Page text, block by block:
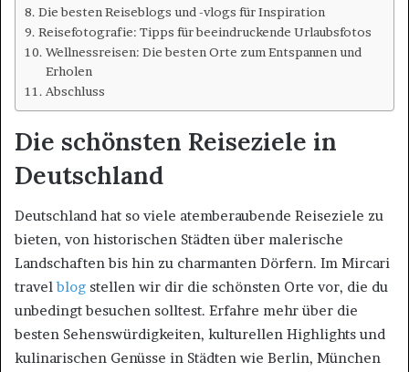
Die besten Reiseblogs und -vlogs für Inspiration
Reisefotografie: Tipps für beeindruckende Urlaubsfotos
Wellnessreisen: Die besten Orte zum Entspannen und
Erholen
Abschluss
Die schönsten Reiseziele in
Deutschland
Deutschland hat so viele atemberaubende Reiseziele zu
bieten, von historischen Städten über malerische
Landschaften bis hin zu charmanten Dörfern. Im Mircari
travelblog stellen wir dir die schönsten Orte vor, die du
unbedingt besuchen solltest. Erfahre mehr über die
besten Sehenswürdigkeiten, kulturellen Highlights und
kulinarischen Genüsse in Städten wie Berlin, München